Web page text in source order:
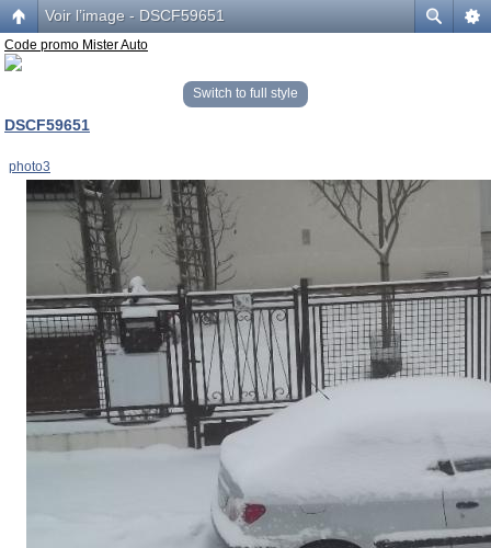
Voir l’image - DSCF59651
Code promo Mister Auto
Switch to full style
DSCF59651
photo3